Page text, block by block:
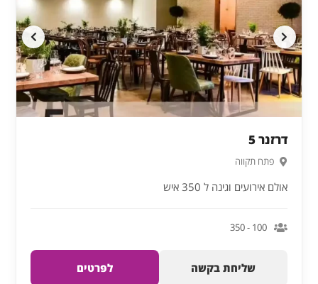
דרזנר 5
פתח תקווה
אולם אירועים וגינה ל 350 איש
100 - 350
שליחת בקשה לפרטים